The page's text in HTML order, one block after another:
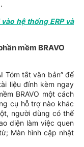
hệ thống ERP và
mềm BRAVO
Tóm tắt văn bản” để
liệu đính kèm ngay
BRAVO một cách
cụ hỗ trợ nào khác
người dùng có thể
diện làm việc quen
Màn hình cập nhật